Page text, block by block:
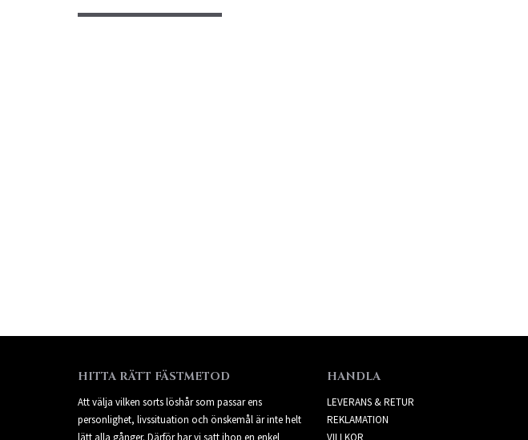
HITTA RÄTT FÄSTMETOD
Att välja vilken sorts löshår som passar ens
personlighet, livssituation och önskemål är inte helt
lätt alla gånger. Därför har vi satt ihop en enkel
HANDLA
LEVERANS & RETUR
REKLAMATION
VILLKOR